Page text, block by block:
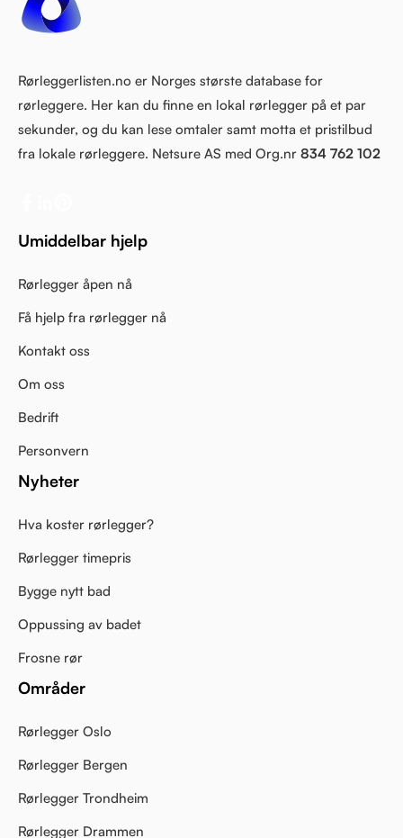
Rørleggerlisten.no er Norges største database for
rørleggere. Her kan du finne en lokal rørlegger på et par
sekunder, og du kan lese omtaler samt motta et pristilbud
fra lokale rørleggere. Netsure AS med Org.nr 834 762 102
Umiddelbar hjelp
Rørlegger åpen nå
Få hjelp fra rørlegger nå
Kontakt oss
Om oss
Bedrift
Personvern
Nyheter
Hva koster rørlegger?
Rørlegger timepris
Bygge nytt bad
Oppussing av badet
Frosne rør
Områder
Rørlegger Oslo
Rørlegger Bergen
Rørlegger Trondheim
Rørlegger Drammen